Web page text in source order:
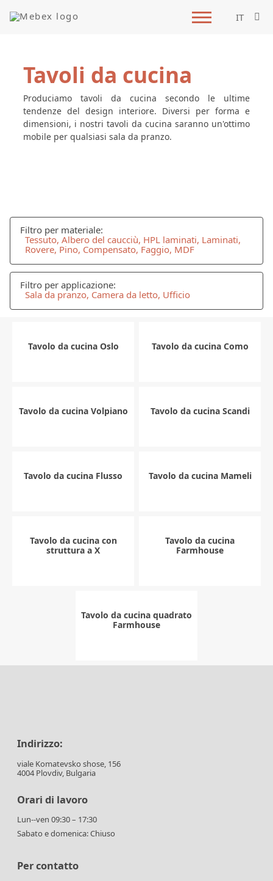
IT
Tavoli da cucina
Produciamo tavoli da cucina secondo le ultime
tendenze del design interiore. Diversi per forma e
dimensioni, i nostri tavoli da cucina saranno un'ottimo
mobile per qualsiasi sala da pranzo.
Filtro per materiale:
Tessuto, Albero del caucciù, HPL laminati, Laminati,
Rovere, Pino, Compensato, Faggio, MDF
Filtro per applicazione:
Sala da pranzo, Camera da letto, Ufficio
Tavolo da cucina Oslo Tavolo da cucina Como
Tavolo da cucina Volpiano Tavolo da cucina Scandi
Tavolo da cucina Flusso Tavolo da cucina Mameli
Tavolo da cucina con
struttura a X
Tavolo da cucina
Farmhouse
Tavolo da cucina quadrato
Farmhouse
Indirizzo:
viale Komatevsko shose, 156
4004 Plovdiv, Bulgaria
Orari di lavoro
Lun--ven 09:30 – 17:30
Sabato e domenica: Chiuso
Per contatto